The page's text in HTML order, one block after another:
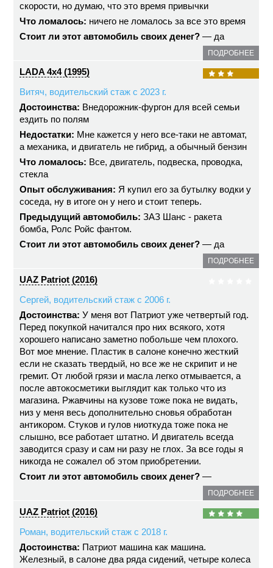
скорости, но думаю, что это время привычки
Что ломалось: ничего не ломалось за все это время
Стоит ли этот автомобиль своих денег? — да
ПОДРОБНЕЕ
LADA 4x4 (1995)
Витяч, водительский стаж с 2023 г.
Достоинства: Внедорожник-фургон для всей семьи
ездить по полям
Недостатки: Мне кажется у него все-таки не автомат,
а механика, и двигатель не гибрид, а обычный бензин
Что ломалось: Все, двигатель, подвеска, проводка,
стекла
Опыт обслуживания: Я купил его за бутылку водки у
соседа, ну в итоге он у него и стоит теперь.
Предыдущий автомобиль: ЗАЗ Шанс - ракета
бомба, Ролс Ройс фантом.
Стоит ли этот автомобиль своих денег? — да
ПОДРОБНЕЕ
UAZ Patriot (2016)
Сергей, водительский стаж с 2006 г.
Достоинства: У меня вот Патриот уже четвертый год.
Перед покупкой начитался про них всякого, хотя
хорошего написано заметно побольше чем плохого.
Вот мое мнение. Пластик в салоне конечно жесткий
если не сказать твердый, но все же не скрипит и не
гремит. От любой грязи и масла легко отмывается, а
после автокосметики выглядит как только что из
магазина. Ржавчины на кузове тоже пока не видать,
низ у меня весь дополнительно сновья обработан
антикором. Стуков и гулов ниоткуда тоже пока не
слышно, все работает штатно. И двигатель всегда
заводится сразу и сам ни разу не глох. За все годы я
никогда не сожалел об этом приобретении.
Стоит ли этот автомобиль своих денег? —
ПОДРОБНЕЕ
UAZ Patriot (2016)
Роман, водительский стаж с 2018 г.
Достоинства: Патриот машина как машина.
Железный, в салоне два ряда сидений, четыре колеса